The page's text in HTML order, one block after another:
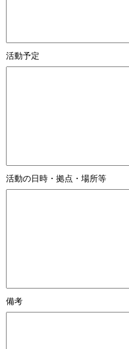
活動予定
活動の日時・拠点・場所等
備考